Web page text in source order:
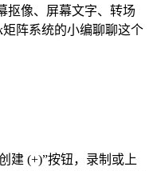
抠像、屏幕文字、转场
阵系统的小编聊聊这个
建 (+)”按钮，录制或上